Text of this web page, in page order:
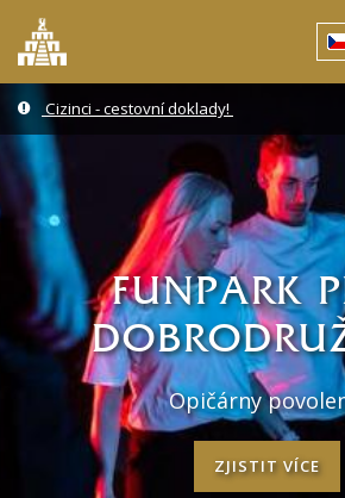
FUNPARK
Opičárny
ZJISTIT VÍCE
Cizinci - cestovní doklady!